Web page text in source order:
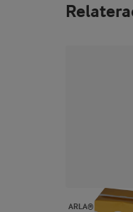
ARLA® PRO